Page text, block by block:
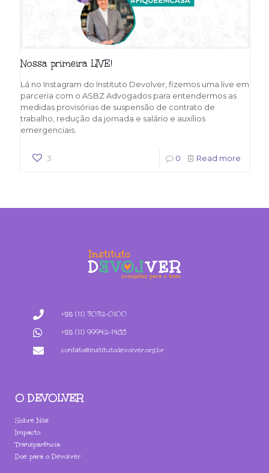
Nossa primeira LIVE!
Lá no Instagram do Instituto Devolver, fizemos uma live em
parceria com o ASBZ Advogados para entendermos as
medidas provisórias de suspensão de contrato de
trabalho, redução da jornada e salário e auxílios
emergenciais.
3 0 Read more
+55 (11) 3032-0100
+55 (11) 99942-1488
contato@institutodevolver.org.br
O DEVOLVER
Sobre Nós
Impacto
Transparência
Doe para o Devolver